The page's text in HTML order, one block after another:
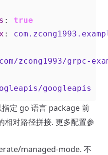
:
true
:
zcong1993/grpc-
googleapis
指定 go 语言 package 前
相对路径拼接. 更多配置参
managed-mode. 不